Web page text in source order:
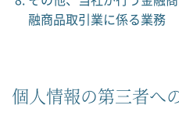
融商品取引業に係る業務
個人情報の第三者へ